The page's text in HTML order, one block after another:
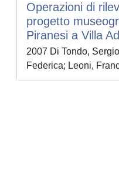
Operazioni di
progetto
Piranesi a Villa
2007 Di Tondo,
Federica; Leoni,